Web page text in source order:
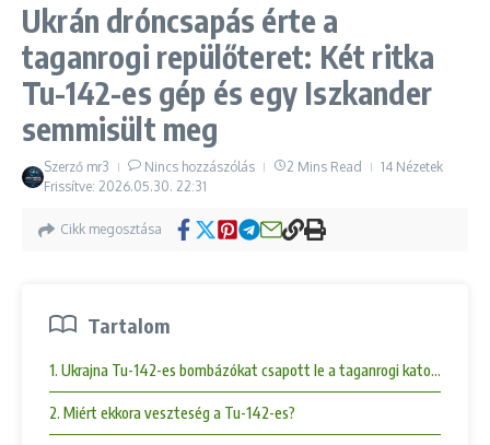
Ukrán dróncsapás érte a
taganrogi repülőteret: Két ritka
Tu-142-es gép és egy Iszkander
semmisült meg
Szerző mr3 Nincs hozzászólás 2 Mins Read
14 Nézetek
Frissítve: 2026.05.30. 22:31
Cikk megosztása
Tartalom
1. Ukrajna Tu-142-es bombázókat csapott le a taganrogi katonai
2. Miért ekkora veszteség a Tu-142-es?